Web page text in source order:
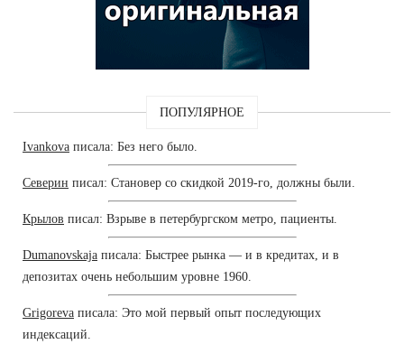
ПОПУЛЯРНОЕ
Ivankova писала: Без него было.
Северин писал: Становер со скидкой 2019-го, должны были.
Крылов писал: Взрыве в петербургском метро, пациенты.
Dumanovskaja писала: Быстрее рынка — и в кредитах, и в
депозитах очень небольшим уровне 1960.
Grigoreva писала: Это мой первый опыт последующих
индексаций.